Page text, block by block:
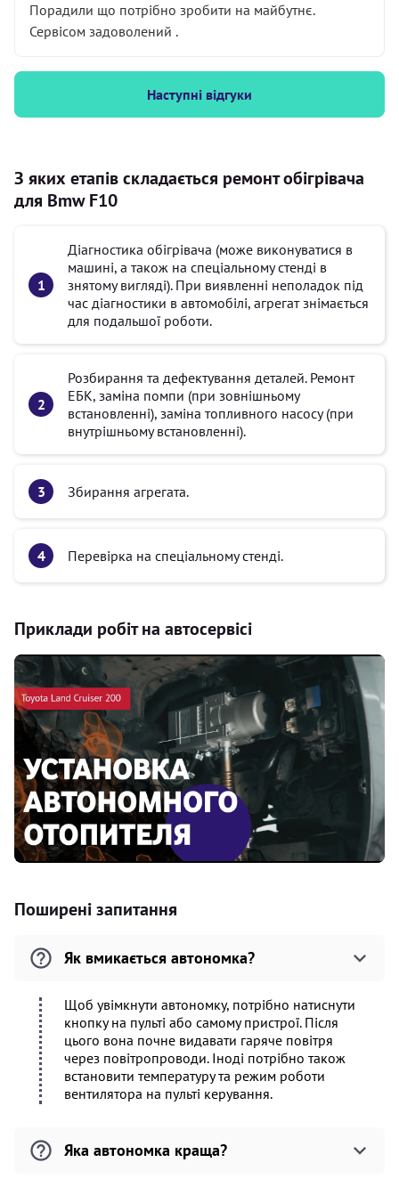
Порадили що потрібно зробити на майбутнє.
Сервісом задоволений .
Наступні відгуки
З яких етапів складається ремонт обігрівача
для Bmw F10
Діагностика обігрівача (може виконуватися в
машині, а також на спеціальному стенді в
знятому вигляді). При виявленні неполадок під
час діагностики в автомобілі, агрегат знімається
для подальшої роботи.
Розбирання та дефектування деталей. Ремонт
ЕБК, заміна помпи (при зовнішньому
встановленні), заміна топливного насосу (при
внутрішньому встановленні).
Збирання агрегата.
Перевірка на спеціальному стенді.
Приклади робіт на автосервісі
Поширені запитання
Як вмикається автономка?
Щоб увімкнути автономку, потрібно натиснути
кнопку на пульті або самому пристрої. Після
цього вона почне видавати гаряче повітря
через повітропроводи. Іноді потрібно також
встановити температуру та режим роботи
вентилятора на пульті керування.
Яка автономка краща?